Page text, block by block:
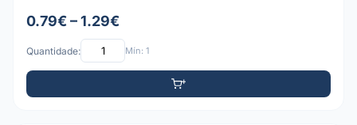
0.79€ – 1.29€
Quantidade: Mín: 1